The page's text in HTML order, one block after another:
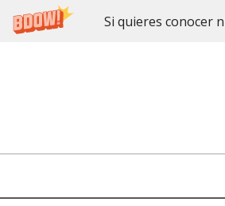
Si quieres conocer